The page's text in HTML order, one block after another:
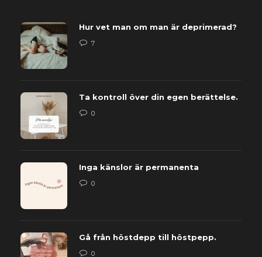
Hur vet man om man är deprimerad?
7
Ta kontroll över din egen berättelse.
0
Inga känslor är permanenta
0
Gå från höstdepp till höstpepp.
0